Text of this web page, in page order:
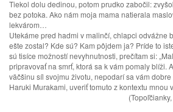
Tiekol dolu dedinou, potom prudko zabočil:
bez potoka. Ako nám moja mama natierala
lekvárom…
Utekáme pred hadmi v malinčí, chlapci odvážne
ešte zostal? Kde sú? Kam pôjdem ja? Príde to
sú tisíce možností nevyhnutnosti, prečítam si:
pripravovať na smrť, ktorá sa k vám pomaly blíži.
väčšinu síl svojmu životu, nepodarí sa vám dobre
Haruki Murakami, uveriť tomuto z kontextu mnou